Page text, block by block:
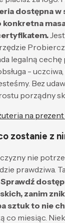
dostępna
legalną
-
Bez
porządny
na
zostanie z
nie
prawdziwa.
Sprawdź
zanim
sztuk to nie
co miesiąc.